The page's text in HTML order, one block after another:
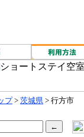
プ> 茨城県 > 行方市